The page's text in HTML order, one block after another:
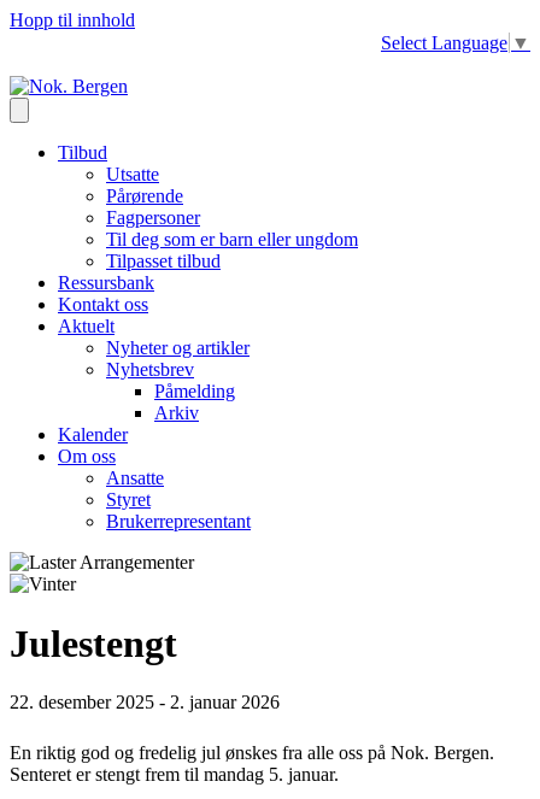
Hopp til innhold
Select Language ▼
Tilbud
Utsatte
Pårørende
Fagpersoner
Til deg som er barn eller ungdom
Tilpasset tilbud
Ressursbank
Kontakt oss
Aktuelt
Nyheter og artikler
Nyhetsbrev
Påmelding
Arkiv
Kalender
Om oss
Ansatte
Styret
Brukerrepresentant
Julestengt
22. desember 2025 - 2. januar 2026
En riktig god og fredelig jul ønskes fra alle oss på Nok. Bergen.
Senteret er stengt frem til mandag 5. januar.